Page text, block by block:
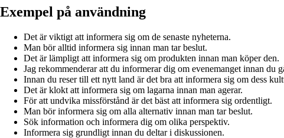
Exempel på användning
Det är viktigt att informera sig om de senaste nyheterna.
Man bör alltid informera sig innan man tar beslut.
Det är lämpligt att informera sig om produkten innan man köper den.
Jag rekommenderar att du informerar dig om evenemanget innan du
Innan du reser till ett nytt land är det bra att informera sig om dess
Det är klokt att informera sig om lagarna innan man agerar.
För att undvika missförstånd är det bäst att informera sig ordentligt.
Man bör informera sig om alla alternativ innan man tar beslut.
Sök information och informera dig om olika perspektiv.
Informera sig grundligt innan du deltar i diskussionen.